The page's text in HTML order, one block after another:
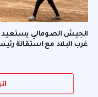
الجيش الصومالي يستعيد
غرب البلاد مع استقالة